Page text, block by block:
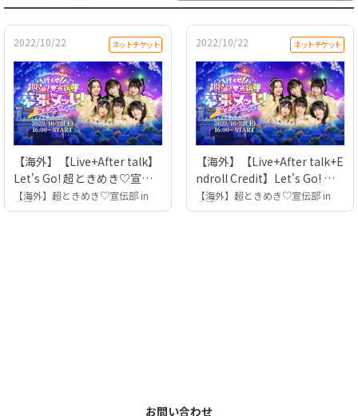
2022/10/22 ネットチケット
【海外】【Live+After talk】
Let's Go! 超ときめき♡宣伝
部 in Makuhari Messe！〜Fo
r the Star!〜
【海外】超ときめき♡宣伝部 in
幕張メッセ
2022/10/22 ネットチケット
【海外】【Live+After talk+E
ndroll Credit】Let's Go! 超
ときめき♡宣伝部 in Makuha
ri Messe！〜For the Star!〜
【海外】超ときめき♡宣伝部 in
幕張メッセ
お問い合わせ